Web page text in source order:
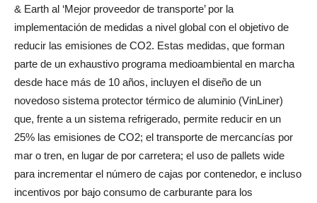
& Earth al ‘Mejor proveedor de transporte’ por la
implementación de medidas a nivel global con el objetivo de
reducir las emisiones de CO2. Estas medidas, que forman
parte de un exhaustivo programa medioambiental en marcha
desde hace más de 10 años, incluyen el diseño de un
novedoso sistema protector térmico de aluminio (VinLiner)
que, frente a un sistema refrigerado, permite reducir en un
25% las emisiones de CO2; el transporte de mercancías por
mar o tren, en lugar de por carretera; el uso de pallets wide
para incrementar el número de cajas por contenedor, e incluso
incentivos por bajo consumo de carburante para los